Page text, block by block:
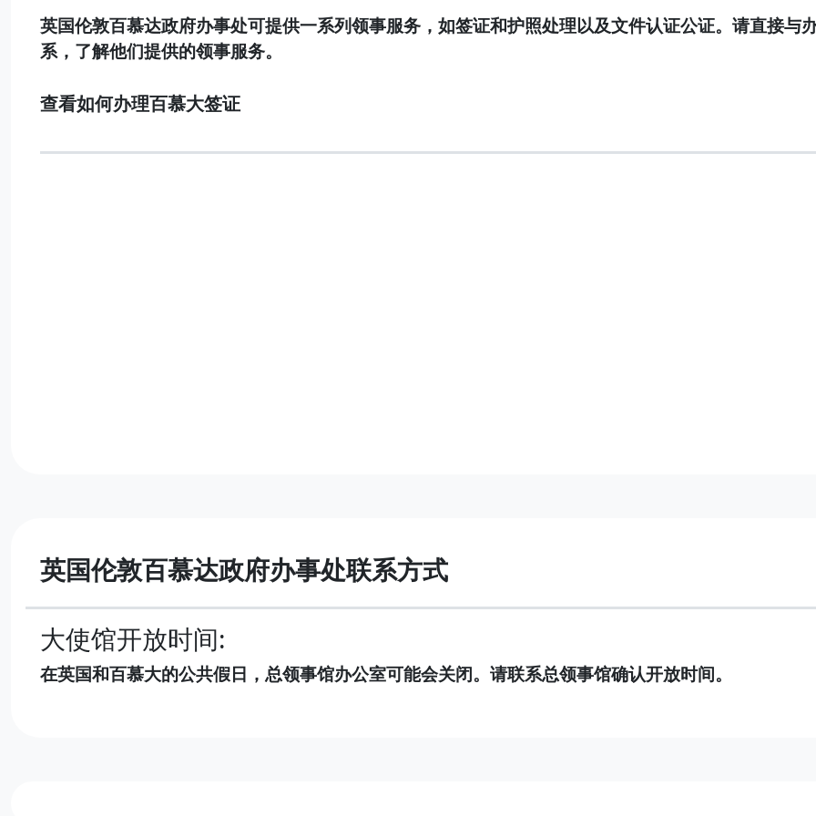
英国伦敦百慕达政府办事处可提供一系列领事服务，如签证和护照处理以及文件认证公证。请直接与
系，了解他们提供的领事服务。
查看如何办理百慕大签证
英国伦敦百慕达政府办事处联系方式
大使馆开放时间:
在英国和百慕大的公共假日，总领事馆办公室可能会关闭。请联系总领事馆确认开放时间。